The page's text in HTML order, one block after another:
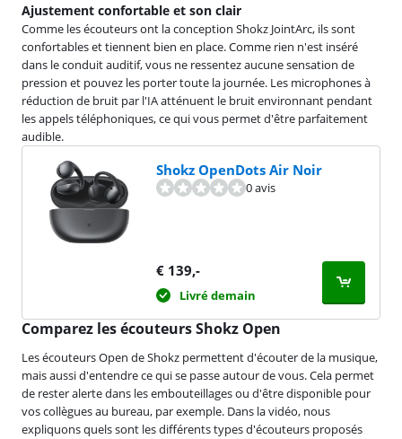
Ajustement confortable et son clair
Comme les écouteurs ont la conception Shokz JointArc, ils sont
confortables et tiennent bien en place. Comme rien n'est inséré
dans le conduit auditif, vous ne ressentez aucune sensation de
pression et pouvez les porter toute la journée. Les microphones à
réduction de bruit par l'IA atténuent le bruit environnant pendant
les appels téléphoniques, ce qui vous permet d'être parfaitement
audible.
Shokz OpenDots Air Noir
0 avis
€ 139,-
Livré demain
Comparez les écouteurs Shokz Open
Les écouteurs Open de Shokz permettent d'écouter de la musique,
mais aussi d'entendre ce qui se passe autour de vous. Cela permet
de rester alerte dans les embouteillages ou d'être disponible pour
vos collègues au bureau, par exemple. Dans la vidéo, nous
expliquons quels sont les différents types d'écouteurs proposés